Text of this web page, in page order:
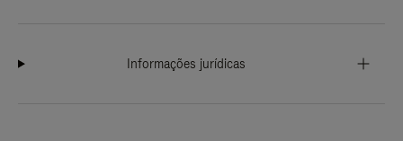
Informações jurídicas